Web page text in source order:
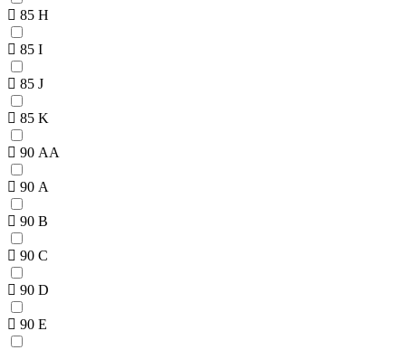
85 H
85 I
85 J
85 K
90 AA
90 A
90 B
90 C
90 D
90 E